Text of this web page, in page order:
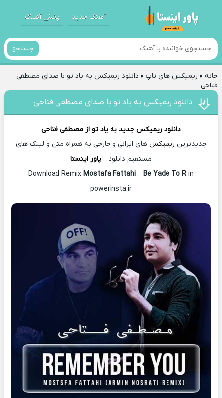
آهنگ جدید پخش آهنگ
جستجو
خانه» ریمیکس های تاپ» دانلود ریمیکس به یاد تو با صدای مصطفی
فتاحی
دانلود ریمیکس به یاد تو با صدای مصطفی فتاحی
دانلود ریمیکس جدید به یاد تو از مصطفی فتاحی
جدیدترین ریمیکس های ایرانی و خارجی به همراه متن و لینک های
مستقیم دانلود – پاور اینستا
Mostafa Fattahi– Be Yade To R in
powerinsta.ir